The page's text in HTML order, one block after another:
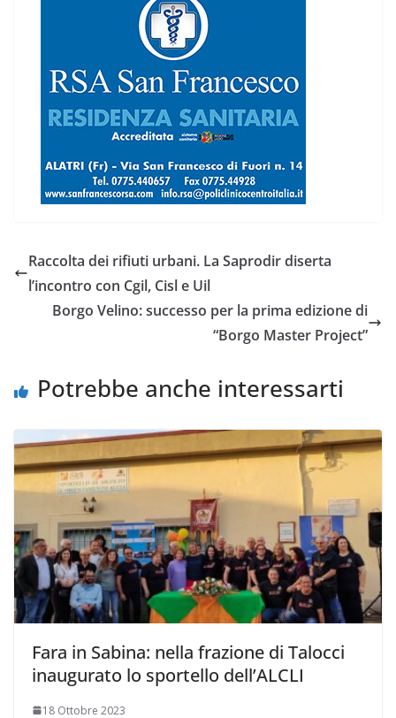
Raccolta dei rifiuti urbani. La Saprodir diserta
l’incontro con Cgil, Cisl e Uil
Borgo Velino: successo per la prima edizione di
“Borgo Master Project”
Potrebbe anche interessarti
Fara in Sabina: nella frazione di Talocci
inaugurato lo sportello dell’ALCLI
18 Ottobre 2023